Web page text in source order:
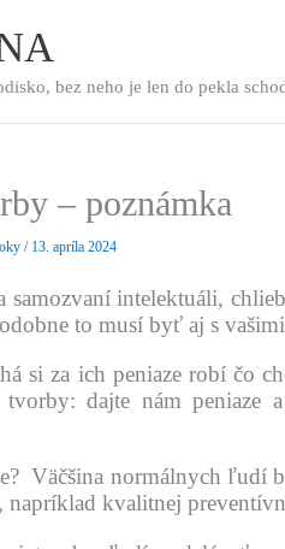
bez neho je len do pekla
– poznámka
/ 13. apríla 2024
samozvaní intelektuáli,
to musí byť aj s
si za ich peniaze robí čo
tvorby: dajte nám
Väčšina normálnych ľudí
kvalitnej